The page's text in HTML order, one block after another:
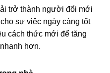
trở thành người đổi mới
sự việc ngày càng tốt
cách thức mới để tăng
hơn.